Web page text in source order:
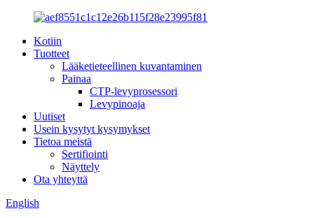
Kotiin
Tuotteet
Lääketieteellinen kuvantaminen
Painaa
CTP-levyprosessori
Levypinoaja
Uutiset
Usein kysytyt kysymykset
Tietoa meistä
Sertifiointi
Näyttely
Ota yhteyttä
English